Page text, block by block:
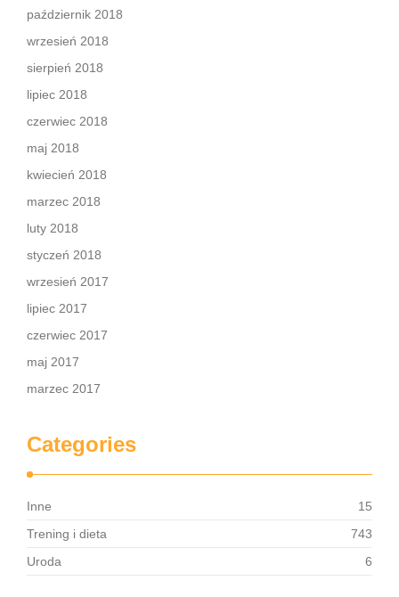
październik 2018
wrzesień 2018
sierpień 2018
lipiec 2018
czerwiec 2018
maj 2018
kwiecień 2018
marzec 2018
luty 2018
styczeń 2018
wrzesień 2017
lipiec 2017
czerwiec 2017
maj 2017
marzec 2017
Categories
Inne
15
Trening i dieta
743
Uroda
6